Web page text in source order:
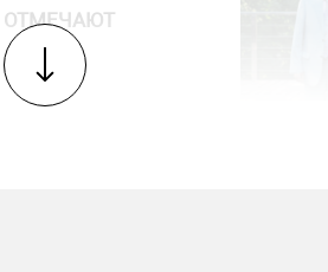
ОТМЕЧАЮТ